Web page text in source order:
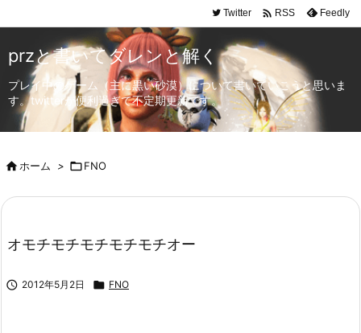
Twitter  RSS Feedly
przと書いてダレンと解く
プレイ中のゲーム（主に黒い砂漠）について書いていこうと思いま
す。twitterが便利過ぎて不定期更新です。
ホーム > FNO
オモチモチモチモチモチオー
 2012年5月2日  FNO